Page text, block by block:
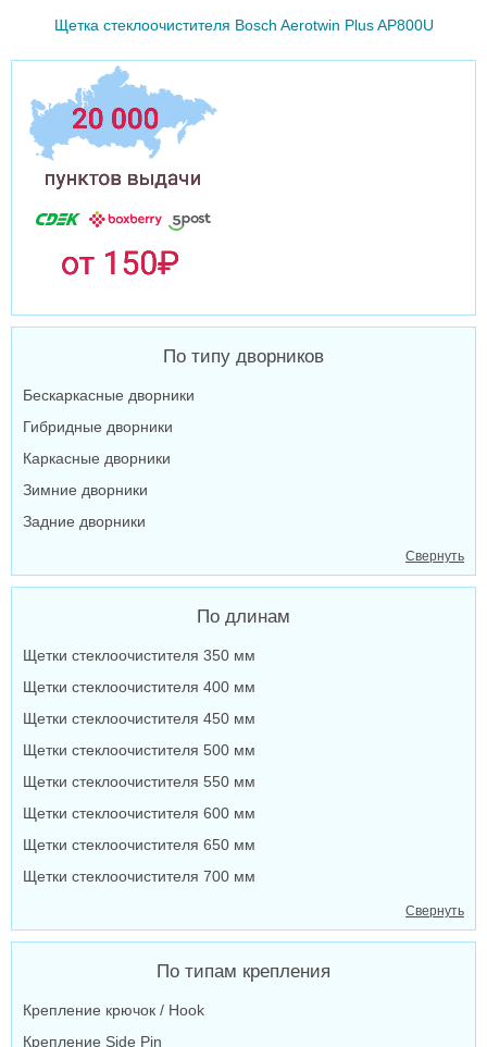
Щетка стеклоочистителя Bosch Aerotwin Plus AP800U
По типу дворников
Бескаркасные дворники
Гибридные дворники
Каркасные дворники
Зимние дворники
Задние дворники
Свернуть
По длинам
Щетки стеклоочистителя 350 мм
Щетки стеклоочистителя 400 мм
Щетки стеклоочистителя 450 мм
Щетки стеклоочистителя 500 мм
Щетки стеклоочистителя 550 мм
Щетки стеклоочистителя 600 мм
Щетки стеклоочистителя 650 мм
Щетки стеклоочистителя 700 мм
Свернуть
По типам крепления
Крепление крючок / Hook
Крепление Side Pin